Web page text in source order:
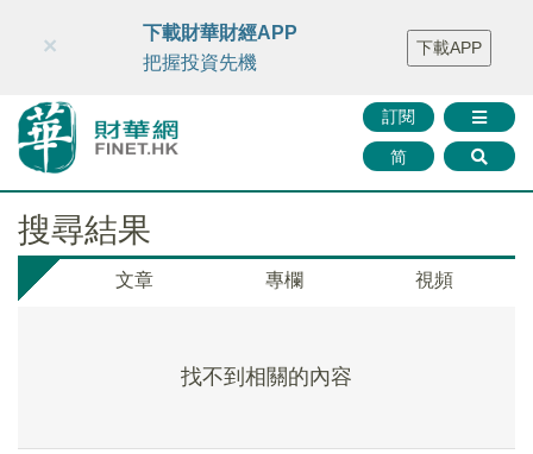
財華智庫網 FINTV FINMETA 財華證券 媒體矩陣
智庫沙龍
聯絡我們
訂閱
简
×
下載財華財經APP
把握投資先機
下載APP
搜尋結果
文章 專欄 視頻
找不到相關的內容